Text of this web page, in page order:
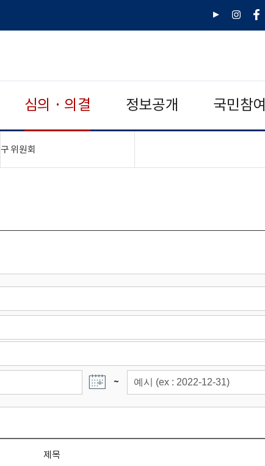
유
인
페
심의 · 의결 정보공개 국민참여
구 위원회
~
제목